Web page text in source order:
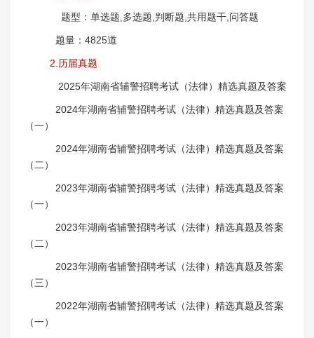
题型：单选题,多选题,判断题,共用题干,问答题
题量：4825道
2.历届真题
2025年湖南省辅警招聘考试（法律）精选真题及答案
2024年湖南省辅警招聘考试（法律）精选真题及答案
（一）
2024年湖南省辅警招聘考试（法律）精选真题及答案
（二）
2023年湖南省辅警招聘考试（法律）精选真题及答案
（一）
2023年湖南省辅警招聘考试（法律）精选真题及答案
（二）
2023年湖南省辅警招聘考试（法律）精选真题及答案
（三）
2022年湖南省辅警招聘考试（法律）精选真题及答案
（一）